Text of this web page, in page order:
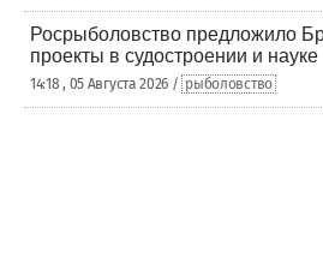
Росрыболовство предложило
проекты в судостроении и науке
14:18 , 05 Августа 2026 / рыболовство